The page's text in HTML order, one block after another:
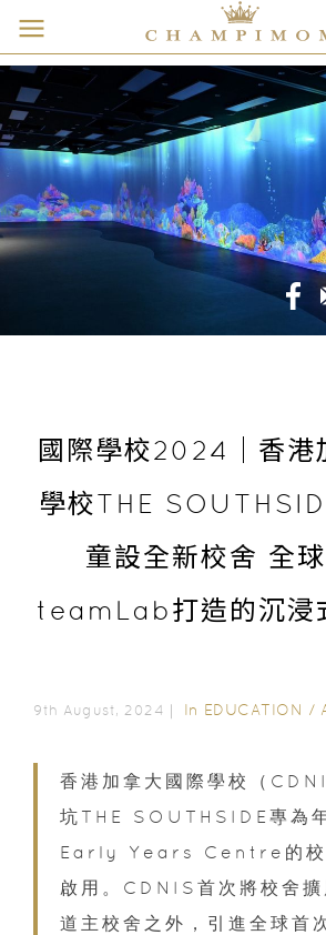
國際學校2024｜香港
學校THE
童設全新校舍 全
teamLab打造的沉浸
9th August, 2024｜ In EDUCATION /
香港加拿大國際學校（
坑THE SOUTHSIDE專為
Early Years Centre的校
啟用。CDNIS首次將校舍擴
道主校舍之外，引進全球首